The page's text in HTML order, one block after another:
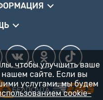
чтобы улучшить ваше
нашем сайте. Если вы
услугами, мы будем
cookie-